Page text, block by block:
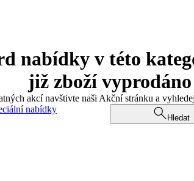
nabídky v této
již zboží vyprodáno
akcí navštivte naši Akční stránku a
nabídky
Hledat